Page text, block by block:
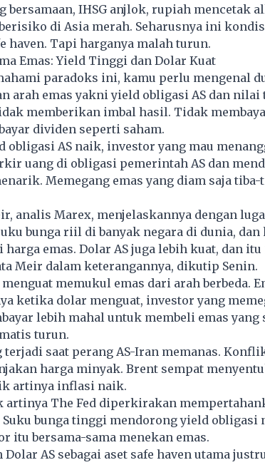
bersamaan, IHSG anjlok, rupiah mencetak
di Asia merah. Seharusnya ini
haven. Tapi harganya malah turun.
Emas: Yield Tinggi dan Dolar Kuat
paradoks ini, kamu perlu mengenal
arah emas yakni yield obligasi AS dan nilai
memberikan imbal hasil. Tidak
dividen seperti saham.
obligasi AS naik, investor yang mau
uang di obligasi pemerintah AS dan
Memegang emas yang diam saja
analis Marex, menjelaskannya dengan
bunga riil di banyak negara di dunia, dan
harga emas. Dolar AS juga lebih kuat, dan
Meir dalam keterangannya, dikutip Senin.
memukul emas dari arah berbeda.
ketika dolar menguat, investor yang
lebih mahal untuk membeli emas yang
turun.
saat perang AS-Iran memanas.
harga minyak. Brent sempat
artinya inflasi naik.
The Fed diperkirakan
bunga tinggi mendorong yield obligasi
itu bersama-sama menekan emas.
Dolar AS sebagai aset safe haven utama